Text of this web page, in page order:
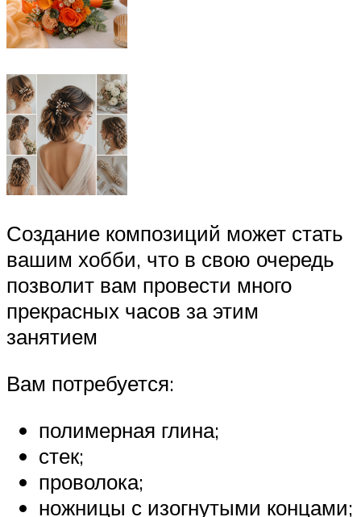
Создание композиций может стать
вашим хобби, что в свою очередь
позволит вам провести много
прекрасных часов за этим
занятием
Вам потребуется:
полимерная глина;
стек;
проволока;
ножницы с изогнутыми концами;